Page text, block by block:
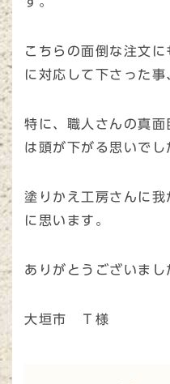
こちらの面倒な注文
に対応して下さった事
特に、職人さんの真
は頭が下がる思いでし
塗りかえ工房さんに
に思います。
ありがとうございまし
大垣市 Ｔ様